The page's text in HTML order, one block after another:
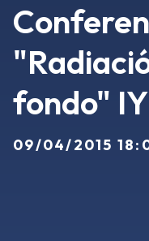
fondo"
09/04/2015